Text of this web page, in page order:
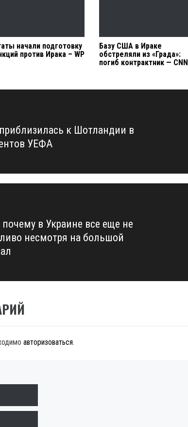
начали подготовку
против Ирака – WP
Базу США в Ираке
обстреляли из «Града»:
погиб контрактник — CNN
к Шотландии в
УЕФА
в Украине все еще не
несмотря на большой
авторизоваться.